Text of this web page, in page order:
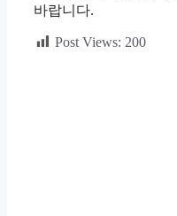
바랍니다.
Post Views: 200